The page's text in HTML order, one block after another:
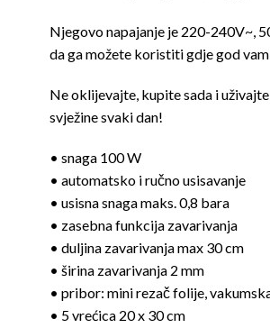
Njegovo napajanje je 220-240V~,
da ga možete koristiti gdje god
Ne oklijevajte, kupite sada i
svježine svaki dan!
• snaga 100 W
• automatsko i ručno usisavanje
• usisna snaga maks. 0,8 bara
• zasebna funkcija zavarivanja
• duljina zavarivanja max 30 cm
• širina zavarivanja 2 mm
• pribor: mini rezač folije,
• 5 vrećica 20 x 30 cm